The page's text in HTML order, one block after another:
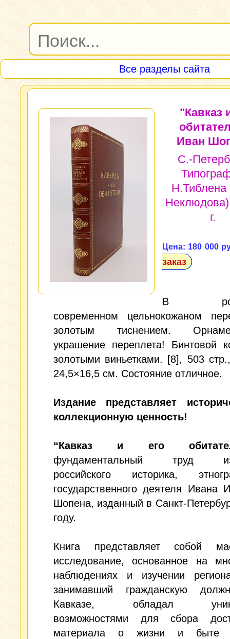
Все разделы сайта
"Кавказ
Иван
С.-
Н.Тиблена
г.
Цена: 180 000
заказ
В
современном цельнокожаном
золотым тиснением.
украшение переплета! Бинтовой
золотыми виньетками. [8], 503
24,5×16,5 см. Состояние отличное.
Издание представляет
коллекционную ценность!
“Кавказ и его
фундаментальный труд
российского историка,
государственного деятеля Ивана
Шопена, изданный в Санкт-
году.
Книга представляет собой
исследование, основанное на
наблюдениях и изучении
занимавший гражданскую
Кавказе, обладал
возможностями для сбора
материала о жизни и быте